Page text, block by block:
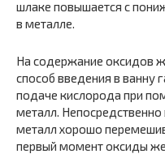
шлаке повышается с
в металле.
На содержание оксидов
способ введения в ванну
подаче кислорода при
металл.
металл хорошо
первый момент оксиды